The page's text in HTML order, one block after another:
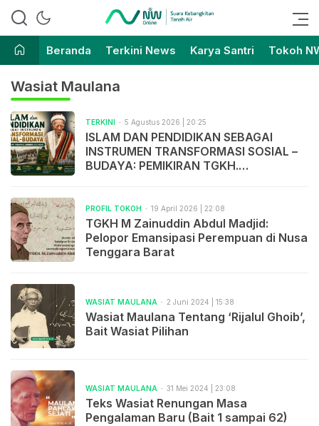
Nahdlatul Wathan Online
Suara Kebangkitan Tanah Air
Beranda
Terkini News Karya Santri Tokoh
Wasiat Maulana
TERKINI 5 Agustus 2026 | 20:25
ISLAM DAN PENDIDIKAN SEBAGAI
INSTRUMEN TRANSFORMASI SOSIAL –
BUDAYA: PEMIKIRAN TGKH.
PROFIL TOKOH 19 April 2026 | 22:08
TGKH M Zainuddin Abdul Madjid:
Pelopor Emansipasi Perempuan di Nusa
Tenggara Barat
WASIAT MAULANA 2 Juni 2024 | 15:38
Wasiat Maulana Tentang ‘Rijalul Ghoib’,
Bait Wasiat Pilihan
WASIAT MAULANA 31 Mei 2024 | 23:08
Teks Wasiat Renungan Masa
Pengalaman Baru (Bait 1 sampai 62)